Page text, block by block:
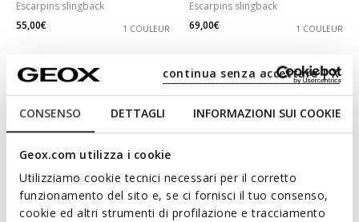
CONSENSO DETTAGLI INFORMAZIONI SUI COOKIE
Geox.com utilizza i cookie
Utilizziamo cookie tecnici necessari per il corretto
funzionamento del sito e, se ci fornisci il tuo consenso,
cookie ed altri strumenti di profilazione e tracciamento
continua senza accettare | X
Escarpins slingback
55,00€
1 COULEUR
Escarpins slingback
69,00€
1 COULEUR